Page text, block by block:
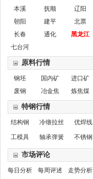
本溪
抚顺 辽阳
朝阳
建平 北票
长春
通化 黑龙江
七台河
原料行情
钢坯 国内矿 进口矿
废钢
冶金焦 炼焦煤
特钢行情
结构钢 冷镦拉丝 优焊线
工模具 轴承弹簧 不锈钢
市场评论
每日分析 每周评述 走势分析